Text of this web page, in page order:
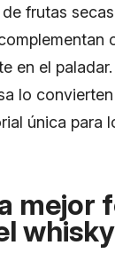
frutas
en el
lo
única para
mejor